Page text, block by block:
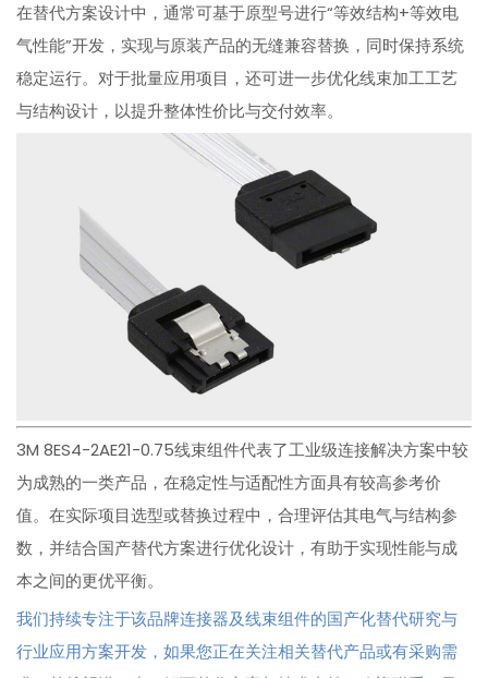
在替代方案设计中，通常可基于原型号进行“等效结构+等效电
气性能”开发，实现与原装产品的无缝兼容替换，同时保持系统
稳定运行。对于批量应用项目，还可进一步优化线束加工工艺
与结构设计，以提升整体性价比与交付效率。
3M 8ES4-2AE21-0.75线束组件代表了工业级连接解决方案中较
为成熟的一类产品，在稳定性与适配性方面具有较高参考价
值。在实际项目选型或替换过程中，合理评估其电气与结构参
数，并结合国产替代方案进行优化设计，有助于实现性能与成
本之间的更优平衡。
我们持续专注于该品牌连接器及线束组件的国产化替代研究与
行业应用方案开发，如果您正在关注相关替代产品或有采购需